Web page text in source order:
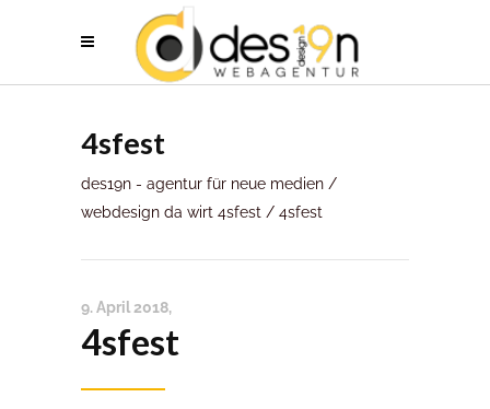
4sfest
des19n - agentur für neue medien /
webdesign da wirt 4sfest / 4sfest
9. April 2018
4sfest